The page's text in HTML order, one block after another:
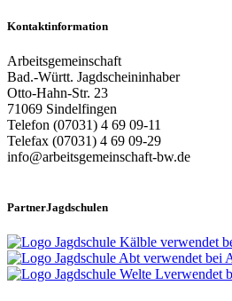
Kontaktinformation
Arbeitsgemeinschaft
Bad.-Württ. Jagdscheininhaber
Otto-Hahn-Str. 23
71069 Sindelfingen
Telefon (07031) 4 69 09-11
Telefax (07031) 4 69 09-29
info@arbeitsgemeinschaft-bw.de
PartnerJagdschulen